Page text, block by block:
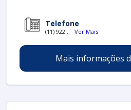
Telefone
(11) 922... Ver Mais
Mais informações